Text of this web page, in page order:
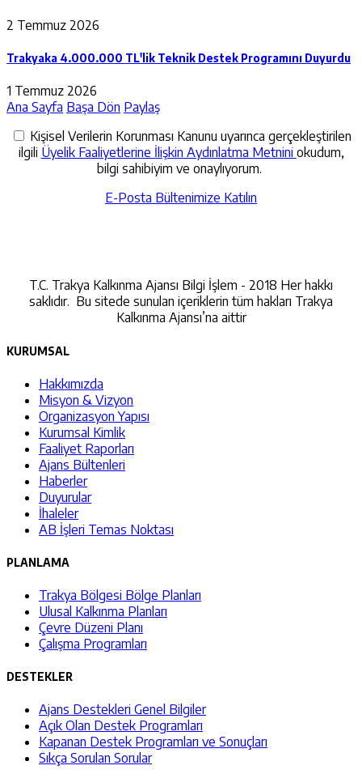
2 Temmuz 2026
Trakyaka 4.000.000 TL'lik Teknik Destek Programını Duyurdu
1 Temmuz 2026
Ana Sayfa Başa Dön Paylaş
Kişisel Verilerin Korunması Kanunu uyarınca gerçekleştirilen
ilgili Üyelik Faaliyetlerine İlişkin Aydınlatma Metnini okudum,
bilgi sahibiyim ve onaylıyorum.
E-Posta Bültenimize Katılın
T.C. Trakya Kalkınma Ajansı Bilgi İşlem - 2018 Her hakkı
saklıdır. Bu sitede sunulan içeriklerin tüm hakları Trakya
Kalkınma Ajansı’na aittir
KURUMSAL
Hakkımızda
Misyon & Vizyon
Organizasyon Yapısı
Kurumsal Kimlik
Faaliyet Raporları
Ajans Bültenleri
Haberler
Duyurular
İhaleler
AB İşleri Temas Noktası
PLANLAMA
Trakya Bölgesi Bölge Planları
Ulusal Kalkınma Planları
Çevre Düzeni Planı
Çalışma Programları
DESTEKLER
Ajans Destekleri Genel Bilgiler
Açık Olan Destek Programları
Kapanan Destek Programları ve Sonuçları
Sıkça Sorulan Sorular